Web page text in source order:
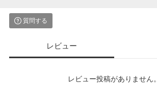
質問する
レビュー
レビュー投稿がありません。